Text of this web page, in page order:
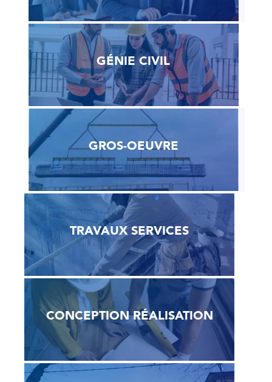
GÉNIE CIVIL
GROS-OEUVRE
TRAVAUX SERVICES
CONCEPTION RÉALISATION